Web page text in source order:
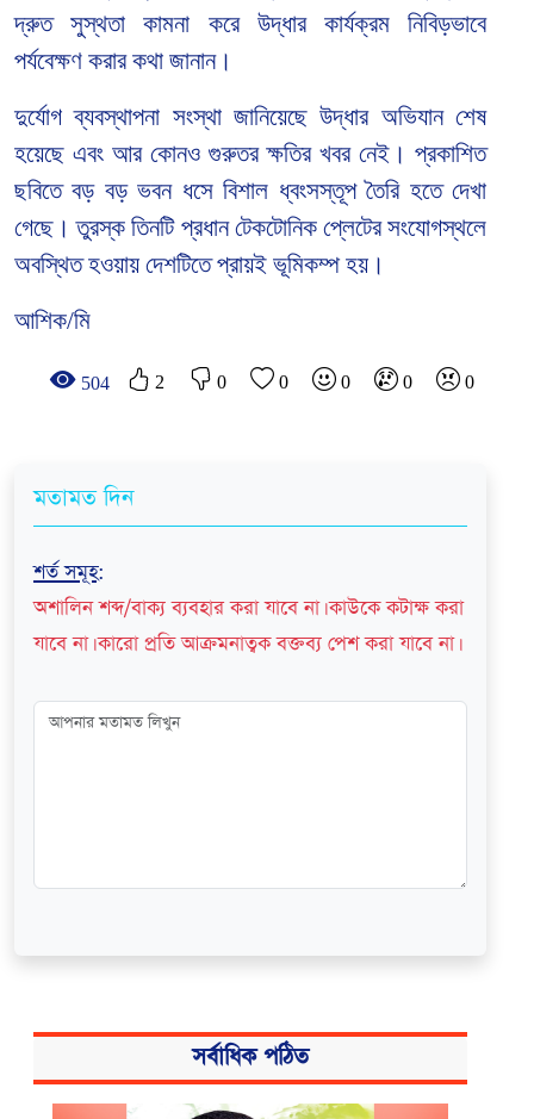
দ্রুত সুস্থতা কামনা করে উদ্ধার কার্যক্রম নিবিড়ভাবে
পর্যবেক্ষণ করার কথা জানান।
দুর্যোগ ব্যবস্থাপনা সংস্থা জানিয়েছে উদ্ধার অভিযান শেষ
হয়েছে এবং আর কোনও গুরুতর ক্ষতির খবর নেই। প্রকাশিত
ছবিতে বড় বড় ভবন ধসে বিশাল ধ্বংসস্তূপ তৈরি হতে দেখা
গেছে। তুরস্ক তিনটি প্রধান টেকটোনিক প্লেটের সংযোগস্থলে
অবস্থিত হওয়ায় দেশটিতে প্রায়ই ভূমিকম্প হয়।
আশিক/মি
504 2 0 0 0 0 0
মতামত দিন
শর্ত সমূহ:
অশালিন শব্দ/বাক্য ব্যবহার করা যাবে না। কাউকে কটাক্ষ করা
যাবে না। কারো প্রতি আক্রমনাত্বক বক্তব্য পেশ করা যাবে না।
সর্বাধিক পঠিত